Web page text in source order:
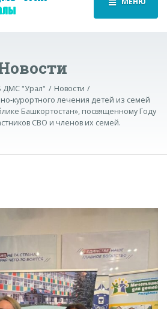
ДМС "Урал"
Новости
курортного лечения детей из семей
Башкортостан», посвященному Году
СВО и членов их семей.